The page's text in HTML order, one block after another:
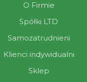
O Firmie
Spółki LTD
Samozatrudnieni
Klienci indywidualni
Sklep